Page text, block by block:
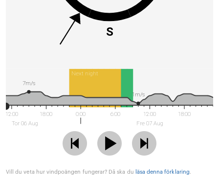
S
Next night
12:00
Tor 06 Aug
18:00 0:00 6:00
12:00
Fre 07 Aug
18:00
7m/s
1m/s
Vill du veta hur vindpoängen fungerar? Då ska du läsa denna förklaring.